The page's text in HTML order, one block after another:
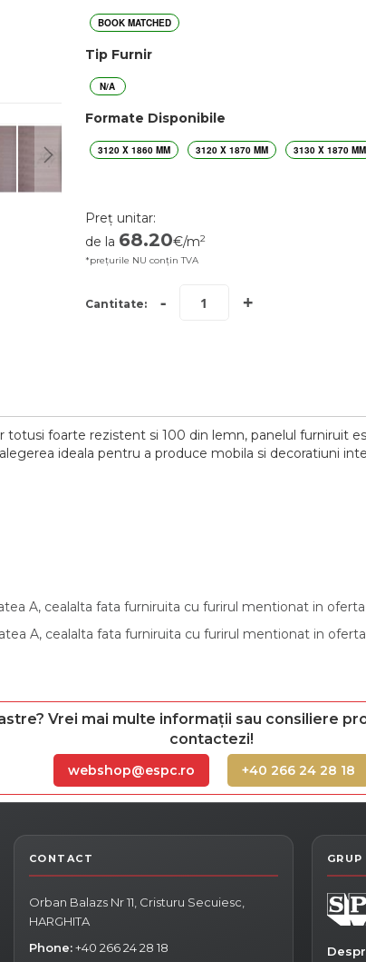
BOOK MATCHED
Tip Furnir
N/A
Formate Disponibile
3120 X 1860 MM 3120 X 1870 MM 3130 X 1870 MM
Preț unitar:
de la 68.20€/m2
*prețurile NU conțin TVA
Cantitate: - +
foarte rezistent si 100 din lemn, panelul furniruit
ideala pentru a produce mobila si decoratiuni
A, cealalta fata furniruita cu furirul mentionat in
A, cealalta fata furniruita cu furirul mentionat in
Vrei mai multe informații sau consiliere
contactezi!
webshop@espc.ro +40 266 24 28 18
Orban Balazs Nr 11, Cristuru Secuiesc,
HARGHITA
Phone: +40 266 24 28 18